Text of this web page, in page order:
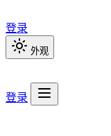
登录
外观
登录